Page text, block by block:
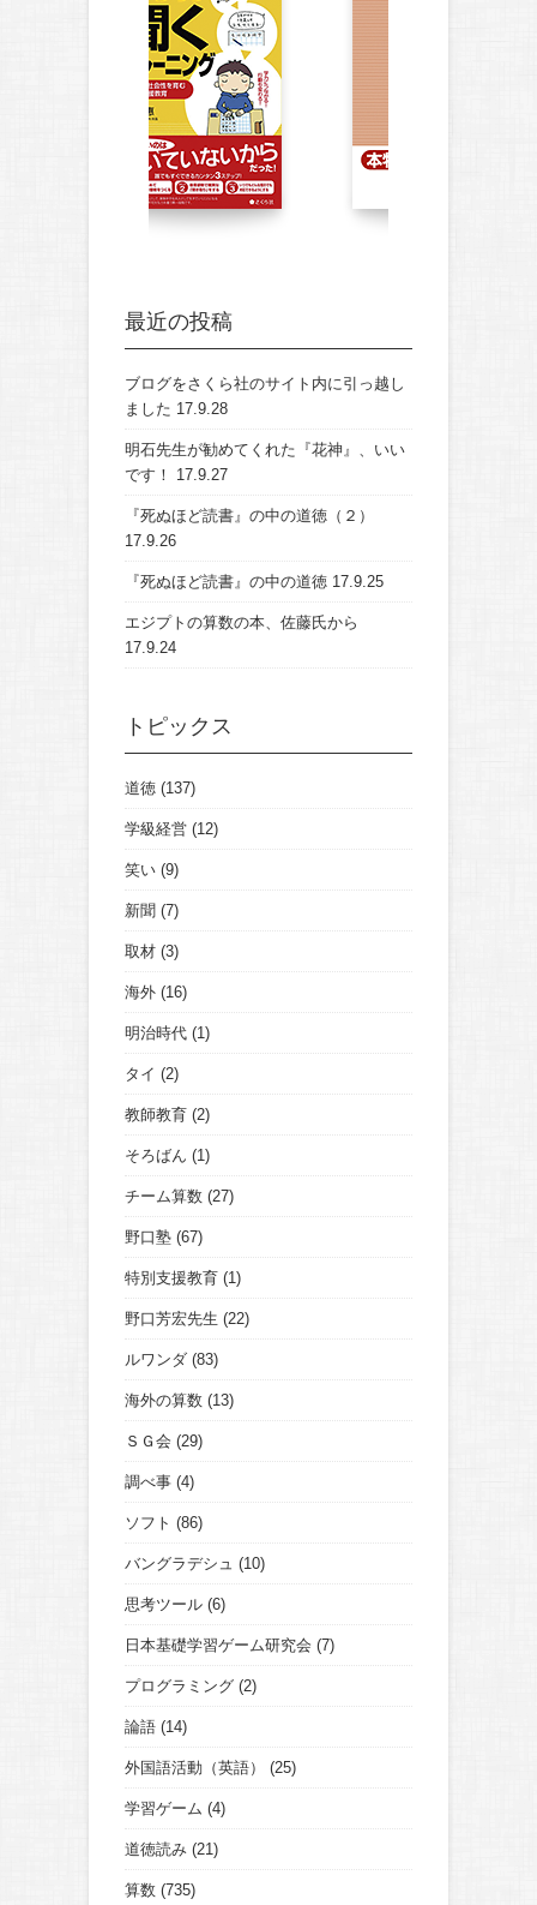
最近の投稿
ブログをさくら社のサイト内に引っ越し
ました 17.9.28
明石先生が勧めてくれた『花神』、いい
です！
17.9.27
『死ぬほど読書』の中の道徳（２）
17.9.26
『死ぬほど読書』の中の道徳 17.9.25
エジプトの算数の本、佐藤氏から
17.9.24
トピックス
道徳 (137)
学級経営 (12)
笑い (9)
新聞 (7)
取材 (3)
海外 (16)
明治時代 (1)
タイ (2)
教師教育 (2)
そろばん (1)
チーム算数 (27)
野口塾 (67)
特別支援教育 (1)
野口芳宏先生 (22)
ルワンダ (83)
海外の算数 (13)
ＳＧ会 (29)
調べ事 (4)
ソフト (86)
バングラデシュ (10)
思考ツール (6)
日本基礎学習ゲーム研究会 (7)
プログラミング (2)
論語 (14)
外国語活動（英語） (25)
学習ゲーム (4)
道徳読み (21)
算数 (735)